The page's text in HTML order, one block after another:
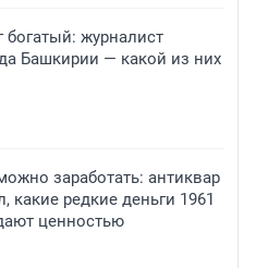
журналист
Башкирии — какой из них
заработать: антиквар
какие редкие деньги 1961
ценностью